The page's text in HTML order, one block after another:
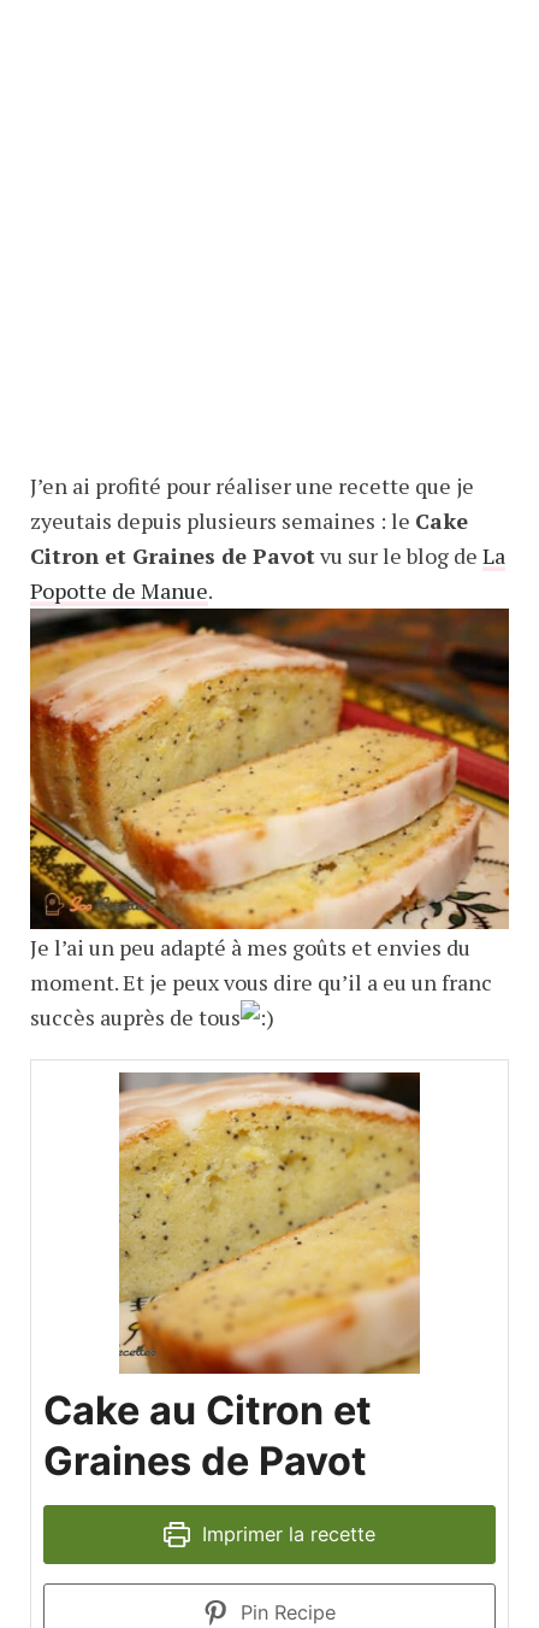
J’en ai profité pour réaliser une recette que je
zyeutais depuis plusieurs semaines : le Cake
Citron et Graines de Pavotvu sur le blog de La
Popotte de Manue.
Je l’ai un peu adapté à mes goûts et envies du
moment. Et je peux vous dire qu’il a eu un franc
succès auprès de tous
Cake au Citron et
Graines de Pavot
Imprimer la recette
Pin Recipe